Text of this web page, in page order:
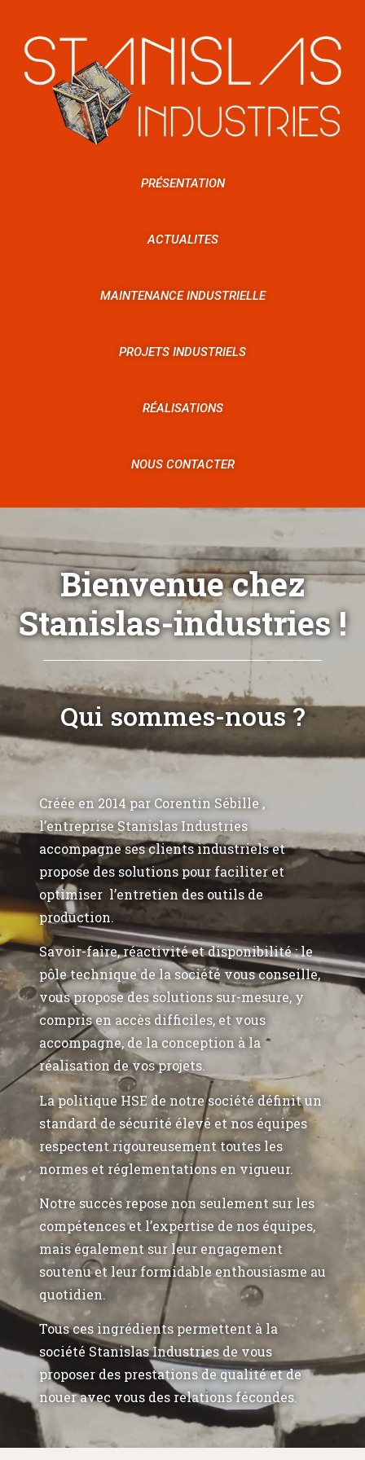
PRÉSENTATION
ACTUALITES
MAINTENANCE INDUSTRIELLE
PROJETS INDUSTRIELS
RÉALISATIONS
NOUS CONTACTER
Bienvenue chez
Stanislas-industries !
Qui sommes-nous ?
Créée en 2014 par Corentin Sébille ,
l’entreprise Stanislas Industries
accompagne ses clients industriels et
propose des solutions pour faciliter et
optimiser l’entretien des outils de
production.
Savoir-faire, réactivité et disponibilité : le
pôle technique de la société vous conseille,
vous propose des solutions sur-mesure, y
compris en accès difficiles, et vous
accompagne, de la conception à la
réalisation de vos projets.
La politique HSE de notre société définit un
standard de sécurité élevé et nos équipes
respectent rigoureusement toutes les
normes et réglementations en vigueur.
Notre succès repose non seulement sur les
compétences et l’expertise de nos équipes,
mais également sur leur engagement
soutenu et leur formidable enthousiasme au
quotidien.
Tous ces ingrédients permettent à la
société Stanislas Industries de vous
proposer des prestations de qualité et de
nouer avec vous des relations fécondes.